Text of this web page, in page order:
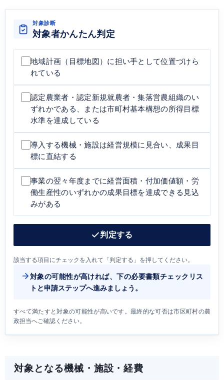
対象診断
対象者かんたん判定
地域計画（目標地図）に担い手として位置づけら
れている
認定農業者・認定新規就農者・集落営農組織のい
ずれかである、または市町村基本構想の所得目標
水準を達成している
導入する機械・施設は経営規模に見合い、成果目
標に直結する
事業の翌々年度までに経営面積・付加価値額・労
働生産性のいずれかの成果目標を達成できる見込
みがある
判定する
該当する項目にチェックを入れて「判定する」を押してください。
対象の可能性が高ければ、下の必要書類チェックリス
トと申請ステップへ進みましょう。
すべて満たすと対象の可能性が高いです。最終的な可否は市区町村の農
政担当へご確認ください。
対象となる機械・施設・経費